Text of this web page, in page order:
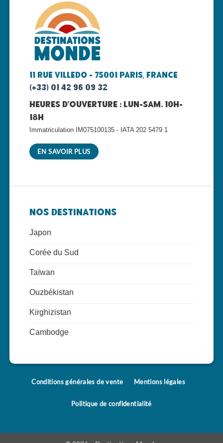
11 rue Villedo - 75001 Paris, FRANCE
(+33) 01 42 96 09 32
Heures d'ouverture : lun-sam. 10h-
18h
Immatriculation IM075100135 - IATA 202 5479 1
EN SAVOIR PLUS
Nos Destinations
Japon
Corée du Sud
Taïwan
Ouzbékistan
Kirghizistan
Cambodge
Conditions générales de vente Mentions légales
Politique de confidentialité